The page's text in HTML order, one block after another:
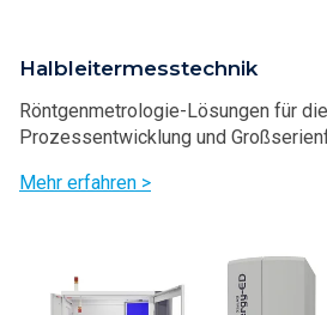
Halbleitermesstechnik
Röntgenmetrologie-Lösungen für
Prozessentwicklung und
Mehr erfahren >